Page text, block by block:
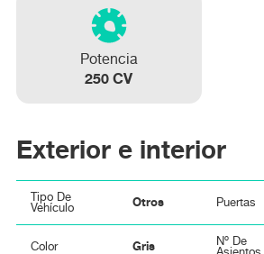
Potencia
250 CV
Exterior e interior
Tipo De
Vehículo
Otros Puertas
Color Gris
Nº De